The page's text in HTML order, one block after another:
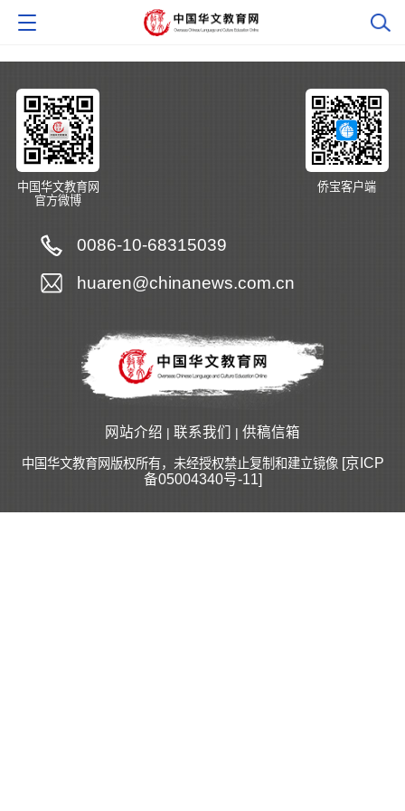
中国华文教育网
官方微博
侨宝客户端
0086-10-68315039
huaren@chinanews.com.cn
网站介绍 | 联系我们 | 供稿信箱
中国华文教育网版权所有，未经授权禁止复制和建立镜像 [京ICP
备05004340号-11]